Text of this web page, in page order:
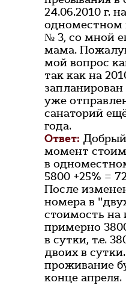
24.06.2010 г.
одноместном
№ 3, со мной
мама.
мой вопрос
так как на
запланирован
уже
санаторий
года.
Ответ:
момент
в
5800 +25% =
После
номера в
стоимость на
примерно
в сутки, т.е.
двоих в
проживание
конце апреля.